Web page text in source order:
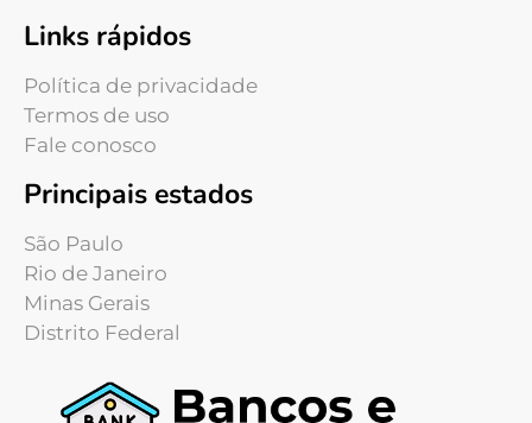
Links rápidos
Política de privacidade
Termos de uso
Fale conosco
Principais estados
São Paulo
Rio de Janeiro
Minas Gerais
Distrito Federal